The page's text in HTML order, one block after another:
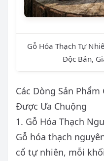
Gỗ Hóa Thạch Tự
Độc Bản,
Các Dòng Sản
Được Ưa Chuộng
1. Gỗ Hóa Thạch
Gỗ hóa thạch
cổ tự nhiên, mỗi